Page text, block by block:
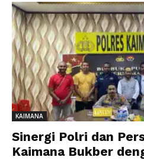
KAIMANA
Sinergi Polri dan
Kaimana Bukber